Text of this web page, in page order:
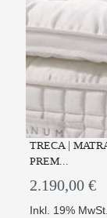
TRECA |
PREM...
2.190,00 €
Inkl. 19% MwSt.